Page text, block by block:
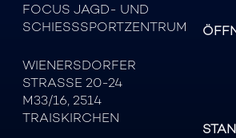
FOCUS JAGD- UND
SCHIESSSPORTZENTRUM
WIENERSDORFER
STRASSE 20-24
M33/16, 2514
TRAISKIRCHEN